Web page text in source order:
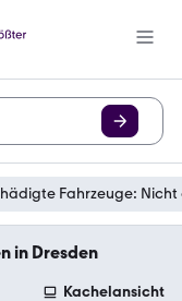
Fahrzeuge: Nicht
in Dresden
Kachelansicht